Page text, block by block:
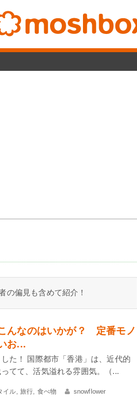
の偏見も含めて紹介！
んなのはいかが？ 定番モノ
お...
た！ 国際都市「香港」は、近代的
てて、活気溢れる雰囲気。（...
イル, 旅行, 食べ物 snowflower